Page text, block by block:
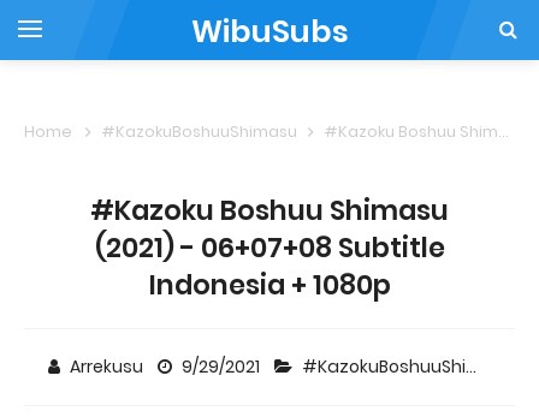
WibuSubs
Home #KazokuBoshuuShimasu #Kazoku Boshuu Shimasu (2021) - 06+07+08 Subtitle Indonesia + 1080p
#Kazoku Boshuu Shimasu
(2021) - 06+07+08 Subtitle
Indonesia + 1080p
Arrekusu 9/29/2021 #KazokuBoshuuShimasu